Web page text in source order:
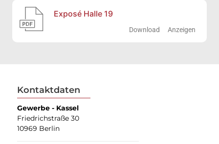
Exposé Halle 19
Download Anzeigen
Kontaktdaten
Gewerbe - Kassel
Friedrichstraße 30
10969 Berlin